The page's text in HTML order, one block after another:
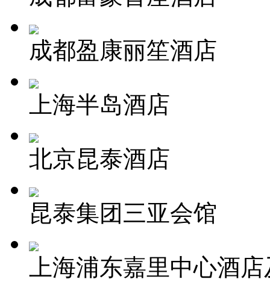
成都盈康丽笙酒店
上海半岛酒店
北京昆泰酒店
昆泰集团三亚会馆
上海浦东嘉里中心酒